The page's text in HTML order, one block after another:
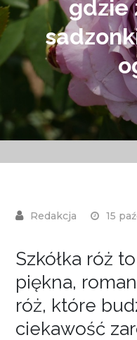
gdzie
15
Szkółka róż
piękna,
róż, które
ciekawość